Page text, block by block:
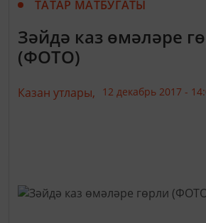
ТАТАР МАТБУГАТЫ
Зәйдә каз өмәләре
(ФОТО)
Казан утлары, 12 декабрь 2017 -